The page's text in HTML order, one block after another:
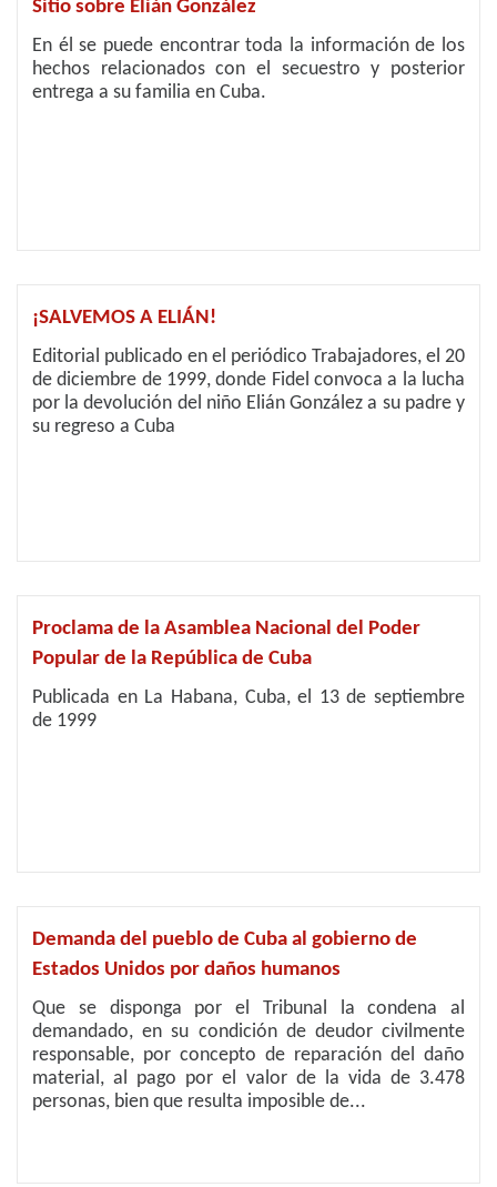
Sitio sobre Elián González
En él se puede encontrar toda la información de los
hechos relacionados con el secuestro y posterior
entrega a su familia en Cuba.
¡SALVEMOS A ELIÁN!
Editorial publicado en el periódico Trabajadores, el 20
de diciembre de 1999, donde Fidel convoca a la lucha
por la devolución del niño Elián González a su padre y
su regreso a Cuba
Proclama de la Asamblea Nacional del Poder
Popular de la República de Cuba
Publicada en La Habana, Cuba, el 13 de septiembre
de 1999
Demanda del pueblo de Cuba al gobierno de
Estados Unidos por daños humanos
Que se disponga por el Tribunal la condena al
demandado, en su condición de deudor civilmente
responsable, por concepto de reparación del daño
material, al pago por el valor de la vida de 3.478
personas, bien que resulta imposible de...